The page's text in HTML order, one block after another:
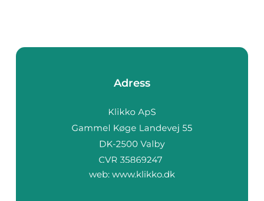
Adress
web: www.klikko.dk